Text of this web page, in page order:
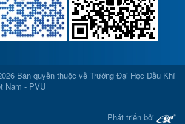
Bản quyền thuộc về Trường Đại Học Dầu Khí
Nam - PVU
Phát triển bởi